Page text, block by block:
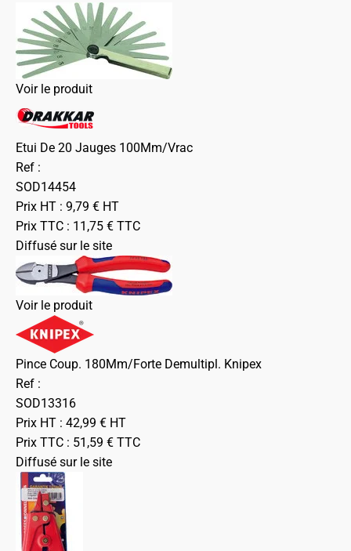
Voir le produit
Etui De 20 Jauges 100Mm/Vrac
Ref :
SOD14454
Prix HT : 9,79 € HT
Prix TTC : 11,75 € TTC
Diffusé sur le site
Voir le produit
Pince Coup. 180Mm/Forte Demultipl. Knipex
Ref :
SOD13316
Prix HT : 42,99 € HT
Prix TTC : 51,59 € TTC
Diffusé sur le site